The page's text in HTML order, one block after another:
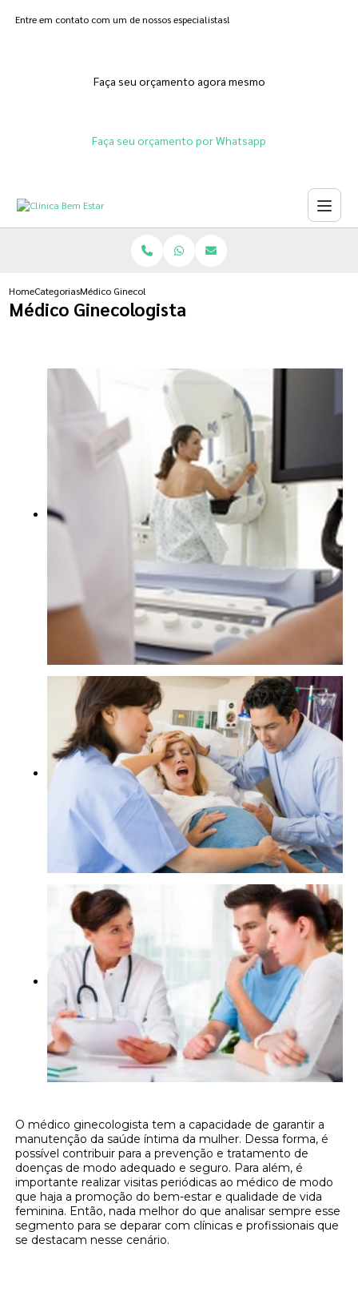
Entre em contato com um de nossos especialistas!
Faça seu orçamento agora mesmo
Faça seu orçamento por Whatsapp
HomeCategoriasMédico Ginecologista
Médico Ginecologista
O médico ginecologista tem a capacidade de garantir a
manutenção da saúde íntima da mulher. Dessa forma, é
possível contribuir para a prevenção e tratamento de
doenças de modo adequado e seguro. Para além, é
importante realizar visitas periódicas ao médico de modo
que haja a promoção do bem-estar e qualidade de vida
feminina. Então, nada melhor do que analisar sempre esse
segmento para se deparar com clínicas e profissionais que
se destacam nesse cenário.